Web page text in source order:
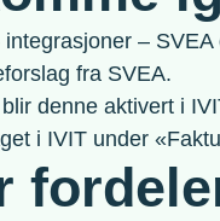
–
fra SVEA.
denne aktivert i
i IVIT under